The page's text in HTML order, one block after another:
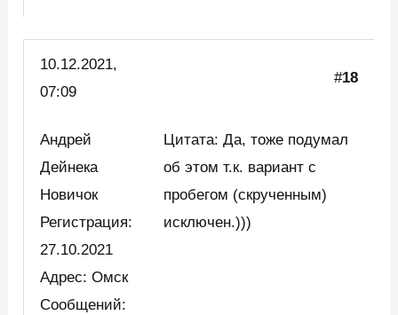
10.12.2021,
07:09
#18
Андрей
Дейнека
Новичок
Регистрация:
27.10.2021
Адрес: Омск
Сообщений:
Цитата: Да, тоже подумал
об этом т.к. вариант с
пробегом (скрученным)
исключен.)))